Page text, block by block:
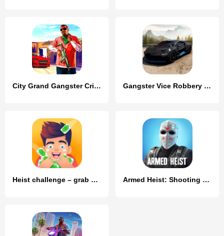
City Grand Gangster Crime Gangster Vice Robbery Mafia
Heist challenge – grab and go Armed Heist: Shooting gun game